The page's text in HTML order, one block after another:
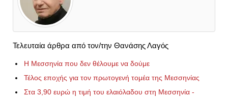
Τελευταία άρθρα από τον/την Θανάσης Λαγός
Η Μεσσηνία που δεν θέλουμε να δούμε
Τέλος εποχής για τον πρωτογενή τομέα της Μεσσηνίας
Στα 3,90 ευρώ η τιμή του ελαιόλαδου στη Μεσσηνία -